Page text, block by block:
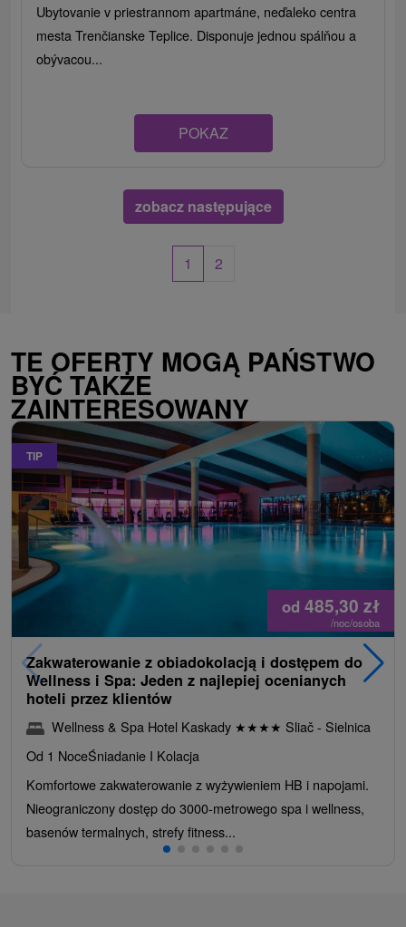
Ubytovanie v priestrannom apartmáne, neďaleko centra
mesta Trenčianske Teplice. Disponuje jednou spálňou a
obývacou...
POKAZ
zobacz następujące
1 2
TE OFERTY MOGĄ PAŃSTWO
BYĆ TAKŻE
ZAINTERESOWANY
TIP
od 485,30 zł
/noc/osoba
Zakwaterowanie z obiadokolacją i dostępem do
Wellness i Spa: Jeden z najlepiej ocenianych
hoteli przez klientów
Wellness & Spa Hotel Kaskady ★★★★ Sliač - Sielnica
Od 1 NoceŚniadanie I Kolacja
Komfortowe zakwaterowanie z wyżywieniem HB i napojami.
Nieograniczony dostęp do 3000-metrowego spa i wellness,
basenów termalnych, strefy fitness...